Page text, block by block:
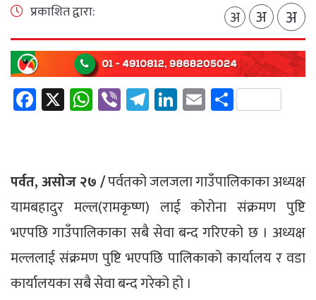
प्रकाशित द्वारा: अ अ अ
Facebook
X WhatsApp
ViberTelegram
LinkedIn
EmailShare
पर्वत, असोज २७ /पर्वतको जलजला गाउँपालिकाका अध्यक्ष
यामबहादुर मल्ल(रामकृष्ण) लाई कोरोना संक्रमण पुष्टि
भएपछि गाउँपालिकाका सबै सेवा बन्द गरिएको छ । अध्यक्ष
मल्ललाई संक्रमण पुष्टि भएपछि पालिकाको कार्यालय र वडा
कार्यालयका सबै सेवा बन्द गरेको हो ।